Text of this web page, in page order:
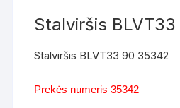
Stalviršis BLVT33
Stalviršis BLVT33 90 35342
Prekės numeris 35342